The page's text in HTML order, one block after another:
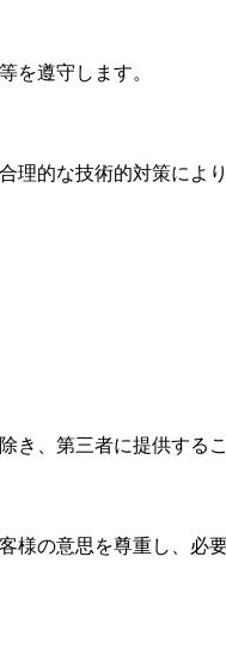
を遵守します。
的な技術的対策によ
、第三者に提供する
の意思を尊重し、必